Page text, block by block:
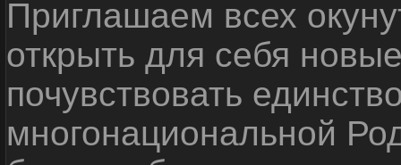
Приглашаем всех
открыть для себя
почувствовать
многонациональной